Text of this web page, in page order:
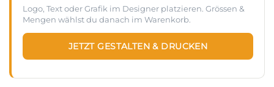
Logo, Text oder Grafik im Designer platzieren. Grössen &
Mengen wählst du danach im Warenkorb.
JETZT GESTALTEN & DRUCKEN